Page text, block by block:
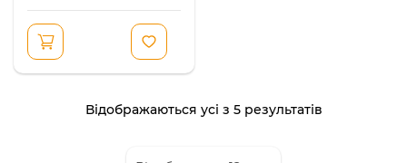
Відображаються усі з 5 результатів